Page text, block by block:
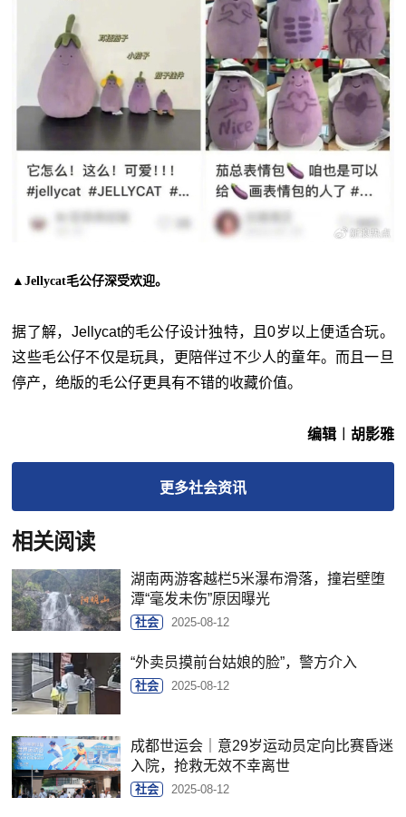
▲Jellycat毛公仔深受欢迎。
据了解，Jellycat的毛公仔设计独特，且0岁以上便适合玩。
这些毛公仔不仅是玩具，更陪伴过不少人的童年。而且一旦
停产，绝版的毛公仔更具有不错的收藏价值。
编辑︱胡影雅
更多社会资讯
相关阅读
湖南两游客越栏5米瀑布滑落，撞岩壁堕
潭“毫发未伤”原因曝光
社会 2025-08-12
“外卖员摸前台姑娘的脸”，警方介入
社会 2025-08-12
成都世运会｜意29岁运动员定向比赛昏迷
入院，抢救无效不幸离世
社会 2025-08-12